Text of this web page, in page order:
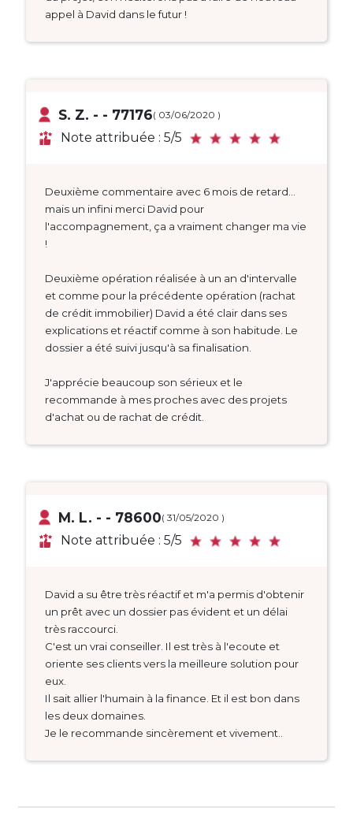
appel à David dans le futur !
S. Z. - - 77176( 03/06/2020 )
Note attribuée : 5/5
Deuxième commentaire avec 6 mois de retard...
mais un infini merci David pour
l'accompagnement, ça a vraiment changer ma vie
!
Deuxième opération réalisée à un an d'intervalle
et comme pour la précédente opération (rachat
de crédit immobilier) David a été clair dans ses
explications et réactif comme à son habitude. Le
dossier a été suivi jusqu'à sa finalisation.
J'apprécie beaucoup son sérieux et le
recommande à mes proches avec des projets
d'achat ou de rachat de crédit.
M. L. - - 78600( 31/05/2020 )
Note attribuée : 5/5
David a su être très réactif et m'a permis d'obtenir
un prêt avec un dossier pas évident et un délai
très raccourci.
C'est un vrai conseiller. Il est très à l'ecoute et
oriente ses clients vers la meilleure solution pour
eux.
Il sait allier l'humain à la finance. Et il est bon dans
les deux domaines.
Je le recommande sincèrement et vivement..